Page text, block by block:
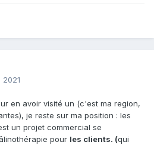
en avoir visité un (c'est ma region,
je reste sur ma position : les
un projet commercial se
pour les clients. (qui